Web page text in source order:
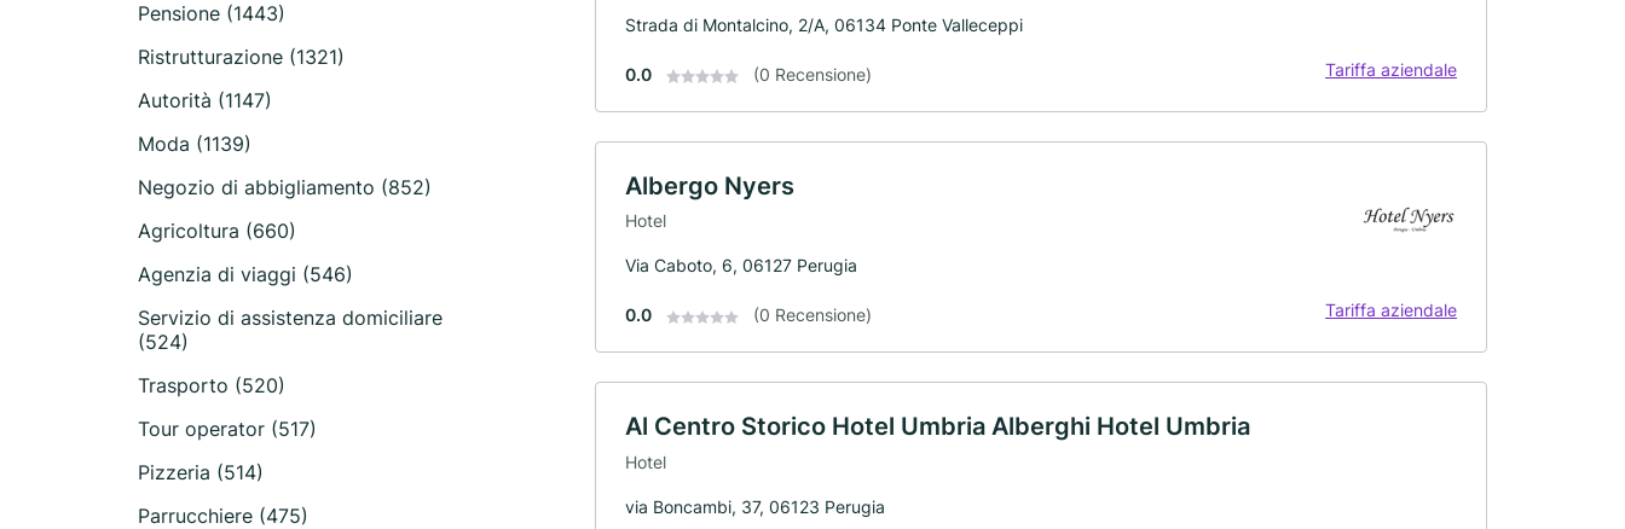
Pensione (1443)
Ristrutturazione (1321)
Autorità (1147)
Moda (1139)
Negozio di abbigliamento (852)
Agricoltura (660)
Agenzia di viaggi (546)
Servizio di assistenza domiciliare
(524)
Trasporto (520)
Tour operator (517)
Pizzeria (514)
Parrucchiere (475)
Strada di Montalcino, 2/A, 06134 Ponte Valleceppi
0.0 (0 Recensione) Tariffa aziendale
Albergo Nyers
Hotel
Via Caboto, 6, 06127 Perugia
0.0 (0 Recensione) Tariffa aziendale
Al Centro Storico Hotel Umbria Alberghi Hotel Umbria
Hotel
via Boncambi, 37, 06123 Perugia